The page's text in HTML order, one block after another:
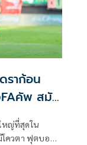
ราก้อน
คัพ สมัย
โควตา ฟุตบอล